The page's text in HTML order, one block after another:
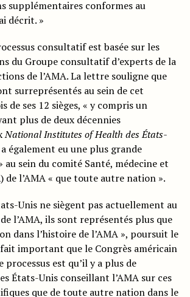
supplémentaires conformes au
décrit. »
consultatif est basée sur les
du Groupe consultatif d’experts de la
de l’AMA. La lettre souligne que
surreprésentés au sein de cet
de ses 12 sièges, « y compris un
plus de deux décennies
National Institutes of Health des États-
a également eu une plus grande
sein du comité Santé, médecine et
de l’AMA « que toute autre nation ».
Unis ne siègent pas actuellement au
l’AMA, ils sont représentés plus que
dans l’histoire de l’AMA », poursuit le
important que le Congrès américain
processus est qu’il y a plus de
États-Unis conseillant l’AMA sur ces
que de toute autre nation dans le